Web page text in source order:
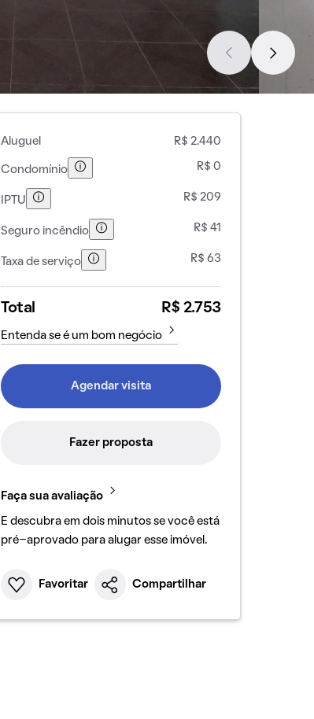
Aluguel R$ 2.440
Condomínio R$ 0
IPTU R$ 209
Seguro incêndio R$ 41
Taxa de serviço R$ 63
Total R$ 2.753
Entenda se é um bom negócio
Agendar visita
Fazer proposta
Faça sua avaliação
E descubra em dois minutos se você está
pré-aprovado para alugar esse imóvel.
Favoritar Compartilhar